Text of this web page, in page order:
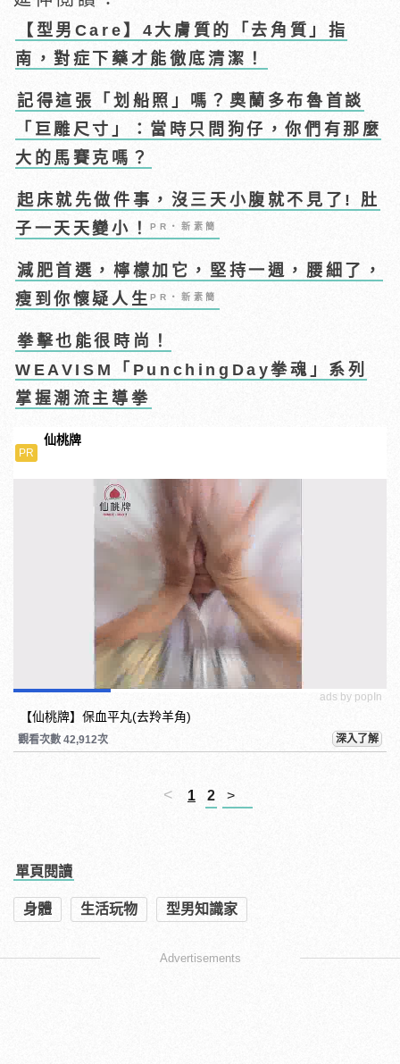
【型男Care】4大膚質的「去角質」指
南，對症下藥才能徹底清潔！
記得這張「划船照」嗎？奧蘭多布魯首談
「巨雕尺寸」：當時只問狗仔，你們有那麼
大的馬賽克嗎？
起床就先做件事，沒三天小腹就不見了! 肚
子一天天變小！PR・新素簡
減肥首選，檸檬加它，堅持一週，腰細了，
瘦到你懷疑人生PR・新素簡
拳擊也能很時尚！
WEAVISM「PunchingDay拳魂」系列
掌握潮流主導拳
PR
仙桃牌
ads by popIn
【仙桃牌】保血平丸(去羚羊角)
觀看次數 42,912次 深入了解
< 1 2 >
單頁閱讀
身體 生活玩物 型男知識家
Advertisements